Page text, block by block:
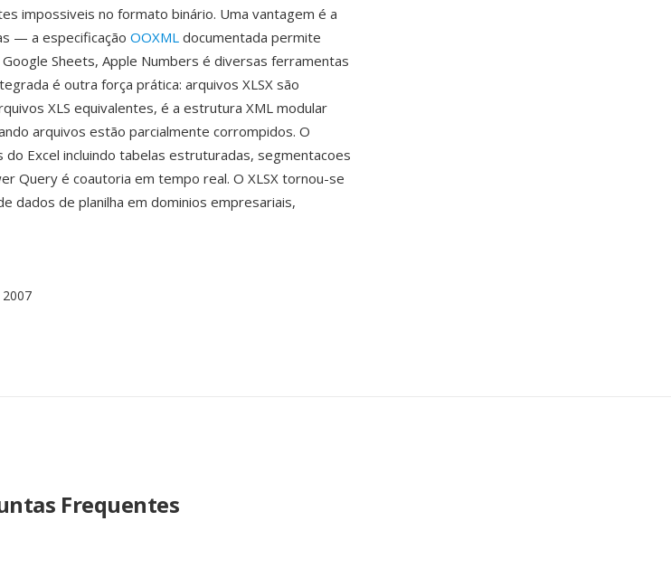
impossiveis no formato binário. Uma vantagem é a
— a especificação OOXML documentada permite
Sheets, Apple Numbers é diversas ferramentas
é outra força prática: arquivos XLSX são
XLS equivalentes, é a estrutura XML modular
arquivos estão parcialmente corrompidos. O
Excel incluindo tabelas estruturadas, segmentacoes
Query é coautoria em tempo real. O XLSX tornou-se
dados de planilha em dominios empresariais,
Frequentes